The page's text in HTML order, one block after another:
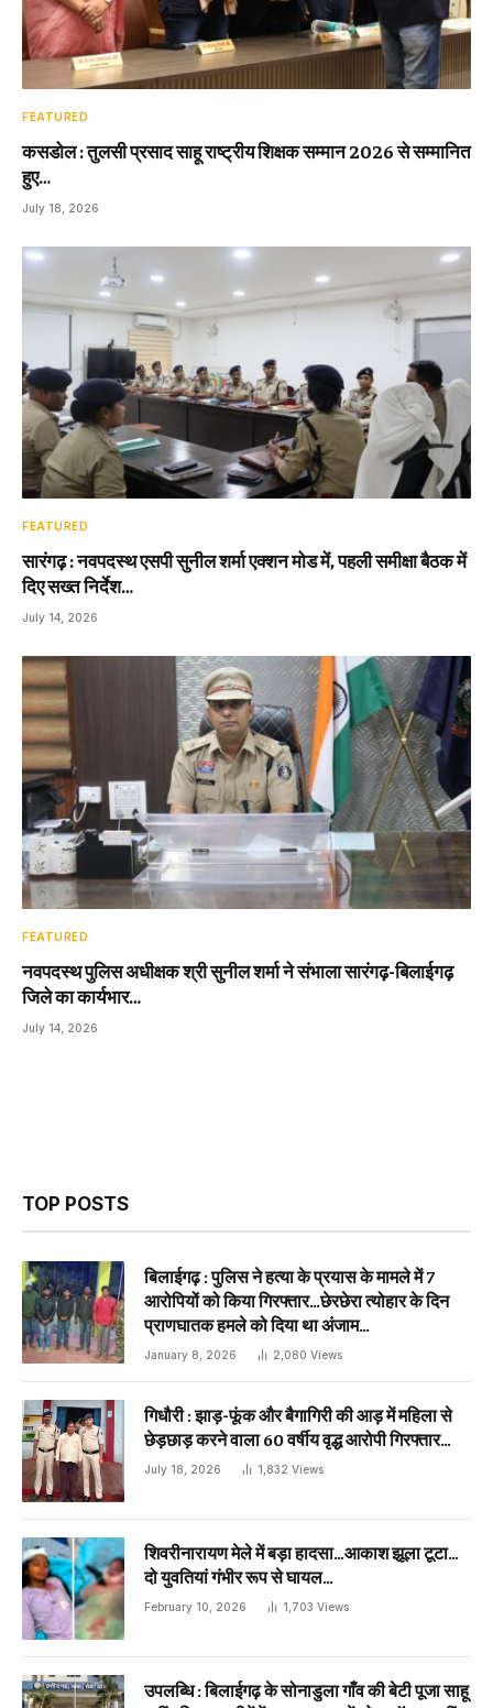
FEATURED
कसडोल : तुलसी प्रसाद साहू राष्ट्रीय शिक्षक सम्मान 2026 से सम्मानित
हुए…
July 18, 2026
FEATURED
सारंगढ़ : नवपदस्थ एसपी सुनील शर्मा एक्शन मोड में, पहली समीक्षा बैठक में
दिए सख्त निर्देश…
July 14, 2026
FEATURED
नवपदस्थ पुलिस अधीक्षक श्री सुनील शर्मा ने संभाला सारंगढ़-बिलाईगढ़
जिले का कार्यभार…
July 14, 2026
TOP POSTS
बिलाईगढ़ : पुलिस ने हत्या के प्रयास के मामले में 7
आरोपियों को किया गिरफ्तार…छेरछेरा त्योहार के दिन
प्राणघातक हमले को दिया था अंजाम…
January 8, 2026 2,080 Views
गिधौरी : झाड़-फूंक और बैगागिरी की आड़ में महिला से
छेड़छाड़ करने वाला 60 वर्षीय वृद्ध आरोपी गिरफ्तार…
July 18, 2026 1,832 Views
शिवरीनारायण मेले में बड़ा हादसा…आकाश झूला टूटा…
दो युवतियां गंभीर रूप से घायल…
February 10, 2026 1,703 Views
उपलब्धि : बिलाईगढ़ के सोनाडुला गाँव की बेटी पूजा साहू